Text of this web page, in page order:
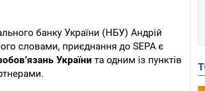
банку України (НБУ) Андрій
словами, приєднання до SEPA є
України та одним із пунктів